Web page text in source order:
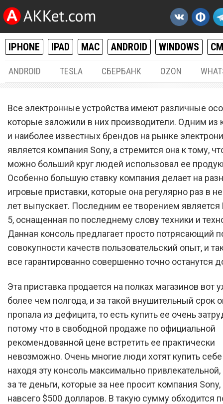
IPHONE IPAD MAC ANDROID WINDOWS
ANDROID TESLA СБЕРБАНК OZON
Sony PlayStation 5 Pro
повергла всех в шок
Все электронные устройства имеют различные
которые заложили в них производители. Одним из
и наиболее известных брендов на рынке
является компания Sony, а стремится она к тому,
можно больший круг людей использовал ее
Особенно большую ставку компания делает на
игровые приставки, которые она регулярно раз в
лет выпускает. Последним ее творением является
5, оснащенная по последнему слову техники и
Данная консоль предлагает просто потрясающий
совокупности качеств пользовательский опыт, и
все гарантированно совершенно точно останутся
Эта приставка продается на полках магазинов вот
более чем полгода, и за такой внушительный срок
пропала из дефицита, то есть купить ее очень
потому что в свободной продаже по официальной
рекомендованной цене встретить ее практически
невозможно. Очень многие люди хотят купить себе
находя эту консоль максимально
за те деньги, которые за нее просит компания Sony,
навсего $500 долларов. В такую сумму обходится